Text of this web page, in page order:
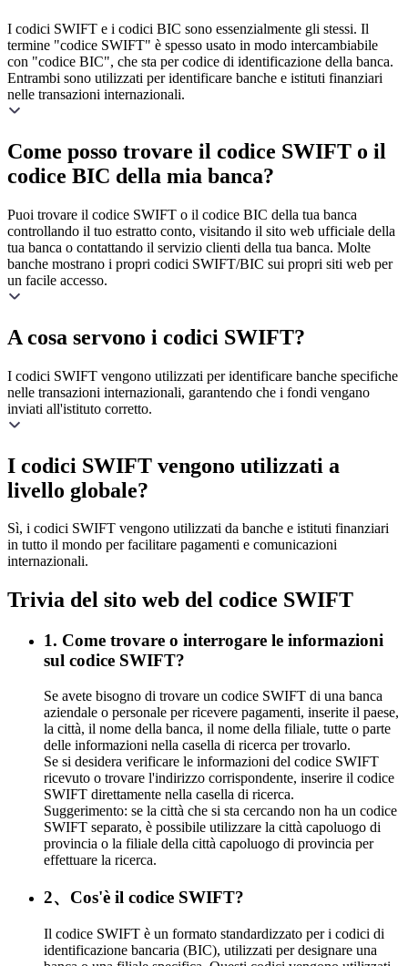
I codici SWIFT e i codici BIC sono essenzialmente gli stessi. Il
termine "codice SWIFT" è spesso usato in modo intercambiabile
con "codice BIC", che sta per codice di identificazione della banca.
Entrambi sono utilizzati per identificare banche e istituti finanziari
nelle transazioni internazionali.
Come posso trovare il codice SWIFT o il
codice BIC della mia banca?
Puoi trovare il codice SWIFT o il codice BIC della tua banca
controllando il tuo estratto conto, visitando il sito web ufficiale della
tua banca o contattando il servizio clienti della tua banca. Molte
banche mostrano i propri codici SWIFT/BIC sui propri siti web per
un facile accesso.
A cosa servono i codici SWIFT?
I codici SWIFT vengono utilizzati per identificare banche specifiche
nelle transazioni internazionali, garantendo che i fondi vengano
inviati all'istituto corretto.
I codici SWIFT vengono utilizzati a
livello globale?
Sì, i codici SWIFT vengono utilizzati da banche e istituti finanziari
in tutto il mondo per facilitare pagamenti e comunicazioni
internazionali.
Trivia del sito web del codice SWIFT
1. Come trovare o interrogare le informazioni
sul codice SWIFT?
Se avete bisogno di trovare un codice SWIFT di una banca
aziendale o personale per ricevere pagamenti, inserite il paese,
la città, il nome della banca, il nome della filiale, tutte o parte
delle informazioni nella casella di ricerca per trovarlo.
Se si desidera verificare le informazioni del codice SWIFT
ricevuto o trovare l'indirizzo corrispondente, inserire il codice
SWIFT direttamente nella casella di ricerca.
Suggerimento: se la città che si sta cercando non ha un codice
SWIFT separato, è possibile utilizzare la città capoluogo di
provincia o la filiale della città capoluogo di provincia per
effettuare la ricerca.
2、Cos'è il codice SWIFT?
Il codice SWIFT è un formato standardizzato per i codici di
identificazione bancaria (BIC), utilizzati per designare una